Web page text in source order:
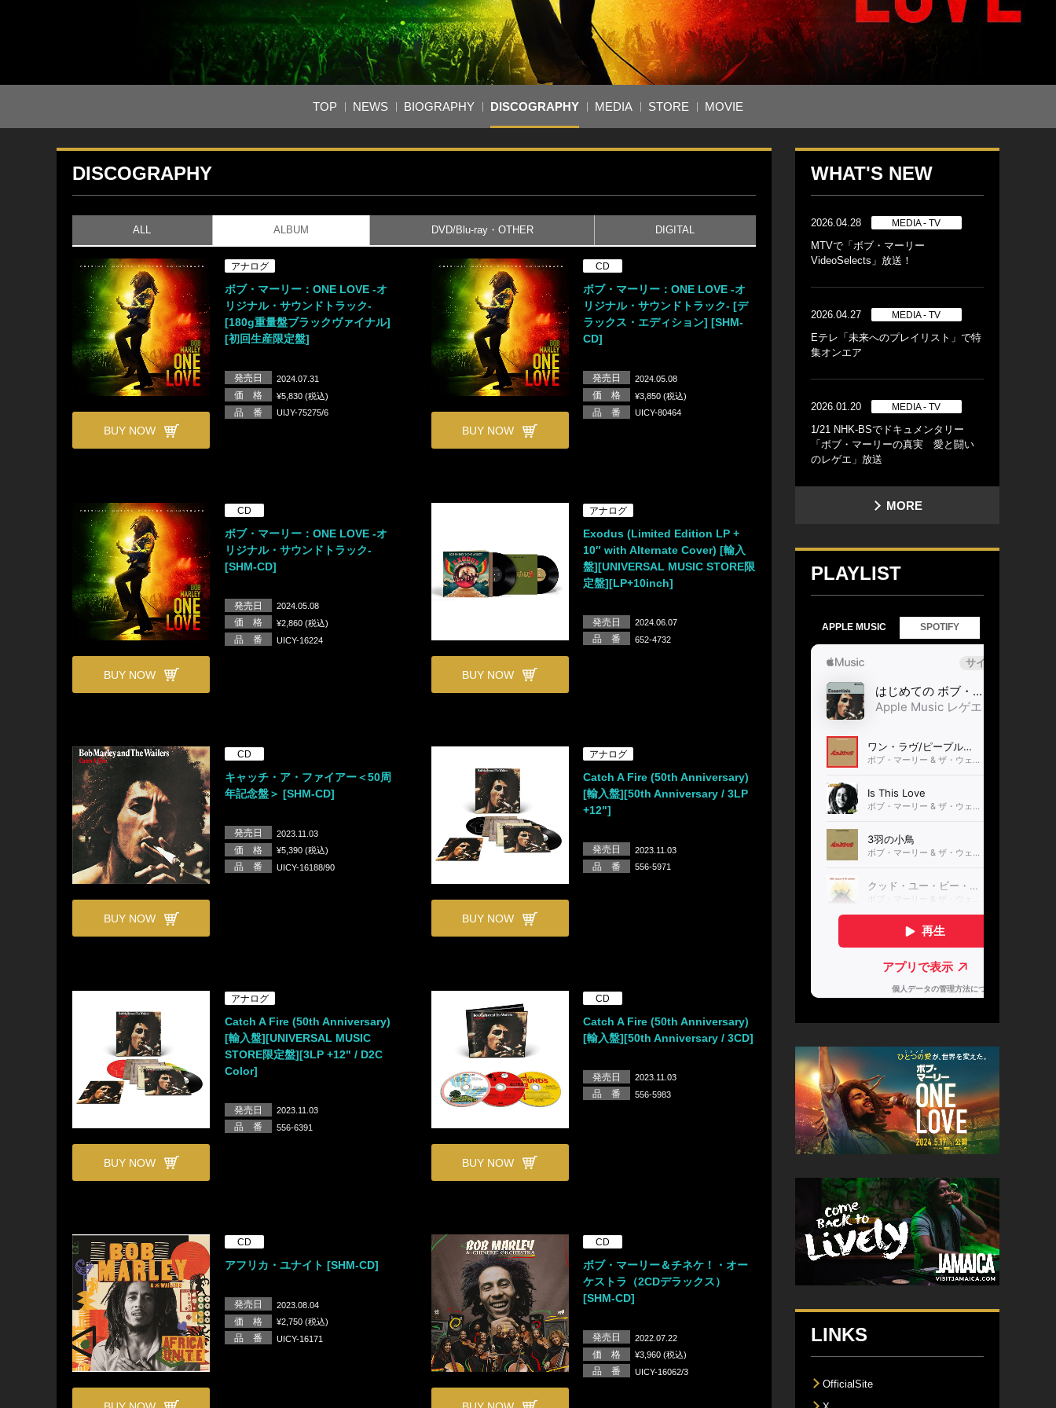
TOP NEWS BIOGRAPHY DISCOGRAPHY MEDIA STORE MOVIE
DISCOGRAPHY
ALL ALBUM DVD/Blu-ray・OTHER DIGITAL
BUY NOW
アナログ
ボブ・マーリー：ONE LOVE -オ
リジナル・サウンドトラック-
[180g重量盤ブラックヴァイナル]
[初回生産限定盤]
発売日 2024.07.31
価 格 ¥5,830 (税込)
品 番 UIJY-75275/6
BUY NOW
CD
ボブ・マーリー：ONE LOVE -オ
リジナル・サウンドトラック- [デ
ラックス・エディション] [SHM-
CD]
発売日 2024.05.08
価 格 ¥3,850 (税込)
品 番 UICY-80464
BUY NOW
CD
ボブ・マーリー：ONE LOVE -オ
リジナル・サウンドトラック-
[SHM-CD]
発売日 2024.05.08
価 格 ¥2,860 (税込)
品 番 UICY-16224
BUY NOW
アナログ
Exodus (Limited Edition LP +
10″ with Alternate Cover) [輸入
盤][UNIVERSAL MUSIC STORE限
定盤][LP+10inch]
発売日 2024.06.07
品 番 652-4732
BUY NOW
CD
キャッチ・ア・ファイアー＜50周
年記念盤＞ [SHM-CD]
発売日 2023.11.03
価 格 ¥5,390 (税込)
品 番 UICY-16188/90
BUY NOW
アナログ
Catch A Fire (50th Anniversary)
[輸入盤][50th Anniversary / 3LP
+12"]
発売日 2023.11.03
品 番 556-5971
BUY NOW
アナログ
Catch A Fire (50th Anniversary)
[輸入盤][UNIVERSAL MUSIC
STORE限定盤][3LP +12" / D2C
Color]
発売日 2023.11.03
品 番 556-6391
BUY NOW
CD
Catch A Fire (50th Anniversary)
[輸入盤][50th Anniversary / 3CD]
発売日 2023.11.03
品 番 556-5983
CD
アフリカ・ユナイト [SHM-CD]
発売日 2023.08.04
価 格 ¥2,750 (税込)
品 番 UICY-16171
CD
ボブ・マーリー＆チネケ！・オー
ケストラ（2CDデラックス）
[SHM-CD]
発売日 2022.07.22
価 格 ¥3,960 (税込)
品 番 UICY-16062/3
WHAT'S NEW
2026.04.28 MEDIA - TV
MTVで「ボブ・マーリー
VideoSelects」放送！
2026.04.27 MEDIA - TV
Eテレ「未来へのプレイリスト」で特
集オンエア
2026.01.20 MEDIA - TV
1/21 NHK-BSでドキュメンタリー
「ボブ・マーリーの真実 愛と闘い
のレゲエ」放送
MORE
PLAYLIST
APPLE MUSIC SPOTIFY
LINKS
OfficialSite